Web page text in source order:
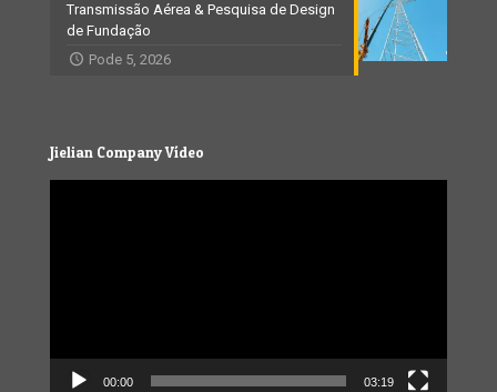
Transmissão Aérea & Pesquisa de Design
de Fundação
Pode 5, 2026
Jielian Company Vídeo
00:00 03:19